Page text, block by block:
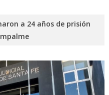
a 24 años de prisión